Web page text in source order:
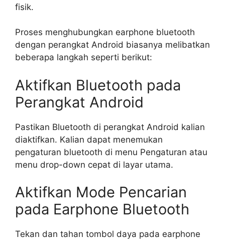
fisik.
Proses menghubungkan earphone bluetooth
dengan perangkat Android biasanya melibatkan
beberapa langkah seperti berikut:
Aktifkan Bluetooth pada
Perangkat Android
Pastikan Bluetooth di perangkat Android kalian
diaktifkan. Kalian dapat menemukan
pengaturan bluetooth di menu Pengaturan atau
menu drop-down cepat di layar utama.
Aktifkan Mode Pencarian
pada Earphone Bluetooth
Tekan dan tahan tombol daya pada earphone